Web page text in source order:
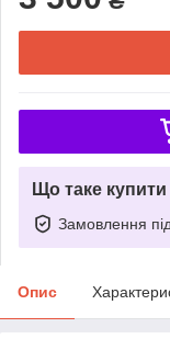
Що таке
Замовлення
Опис